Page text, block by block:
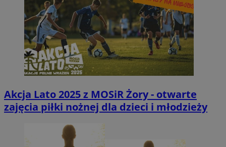
Akcja Lato 2025 z MOSiR Żory - otwarte
zajęcia piłki nożnej dla dzieci i młodzieży